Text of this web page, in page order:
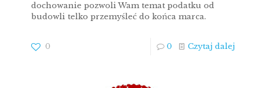
dochowanie pozwoli Wam temat podatku od
budowli telko przemyśleć do końca marca.
0 0 Czytaj dalej